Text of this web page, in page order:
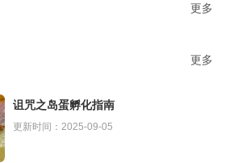
更多
更多
诅咒之岛蛋孵化指南
更新时间：2025-09-05